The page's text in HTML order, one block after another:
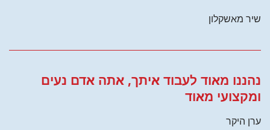
שיר מאשקלון
נהננו מאוד לעבוד איתך, אתה אדם נעים
ומקצועי מאוד
ערן היקר